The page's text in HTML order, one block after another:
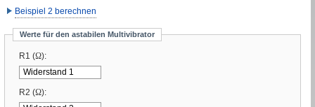
Beispiel 2 berechnen
Werte für den astabilen Multivibrator
R1 (Ω):
R2 (Ω):